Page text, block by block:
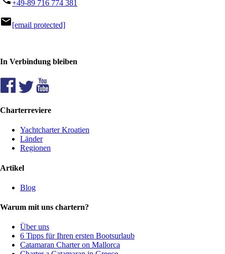
+49-89 716 774 381
mail[email protected]
In Verbindung bleiben
Charterreviere
Yachtcharter Kroatien
Länder
Regionen
Artikel
Blog
Warum mit uns chartern?
Über uns
6 Tipps für Ihren ersten Bootsurlaub
Catamaran Charter on Mallorca